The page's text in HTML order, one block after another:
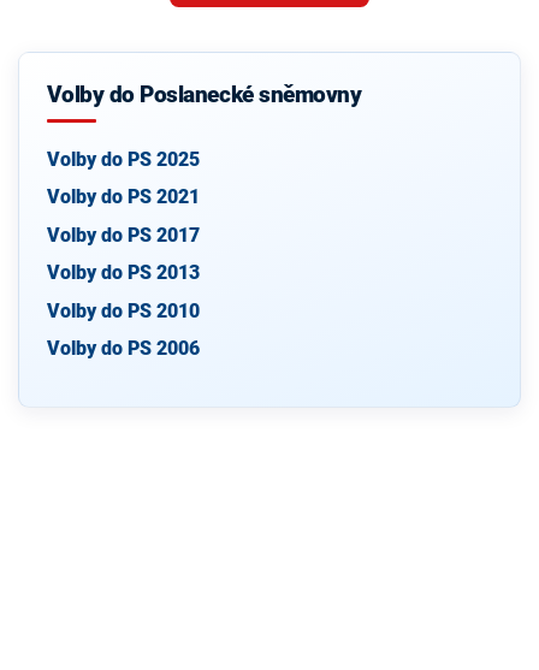
Volby do Poslanecké sněmovny
Volby do PS 2025
Volby do PS 2021
Volby do PS 2017
Volby do PS 2013
Volby do PS 2010
Volby do PS 2006